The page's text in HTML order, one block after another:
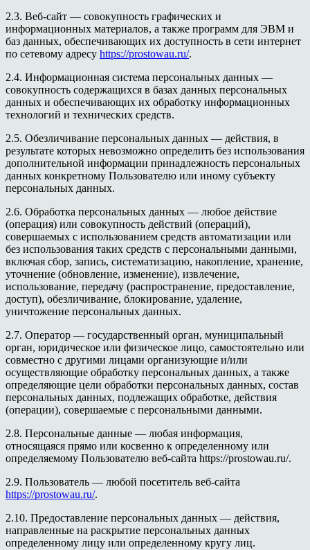
2.3. Веб-сайт — совокупность графических и
информационных материалов, а также программ для ЭВМ и
баз данных, обеспечивающих их доступность в сети интернет
по сетевому адресу https://prostowau.ru/.
2.4. Информационная система персональных данных —
совокупность содержащихся в базах данных персональных
данных и обеспечивающих их обработку информационных
технологий и технических средств.
2.5. Обезличивание персональных данных — действия, в
результате которых невозможно определить без использования
дополнительной информации принадлежность персональных
данных конкретному Пользователю или иному субъекту
персональных данных.
2.6. Обработка персональных данных — любое действие
(операция) или совокупность действий (операций),
совершаемых с использованием средств автоматизации или
без использования таких средств с персональными данными,
включая сбор, запись, систематизацию, накопление, хранение,
уточнение (обновление, изменение), извлечение,
использование, передачу (распространение, предоставление,
доступ), обезличивание, блокирование, удаление,
уничтожение персональных данных.
2.7. Оператор — государственный орган, муниципальный
орган, юридическое или физическое лицо, самостоятельно или
совместно с другими лицами организующие и/или
осуществляющие обработку персональных данных, а также
определяющие цели обработки персональных данных, состав
персональных данных, подлежащих обработке, действия
(операции), совершаемые с персональными данными.
2.8. Персональные данные — любая информация,
относящаяся прямо или косвенно к определенному или
определяемому Пользователю веб-сайта https://prostowau.ru/.
2.9. Пользователь — любой посетитель веб-сайта
https://prostowau.ru/.
2.10. Предоставление персональных данных — действия,
направленные на раскрытие персональных данных
определенному лицу или определенному кругу лиц.